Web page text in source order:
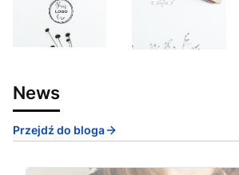
News
Przejdź do bloga